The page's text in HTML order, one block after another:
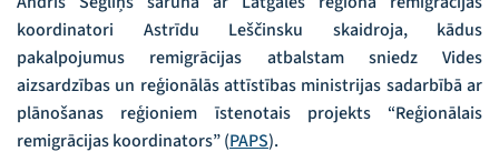
koordinatori Astrīdu Leščinsku skaidroja, kādus
pakalpojumus remigrācijas atbalstam sniedz Vides
aizsardzības un reģionālās attīstības ministrijas sadarbībā ar
plānošanas reģioniem īstenotais projekts “Reģionālais
remigrācijas koordinators” (PAPS).